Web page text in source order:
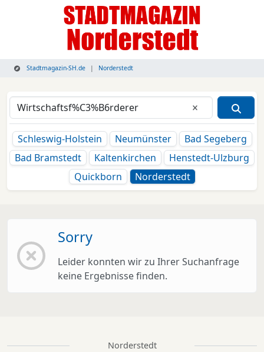
Stadtmagazin-SH.de Norderstedt
Eingabe
Schleswig-Holstein
Neumünster
Bad Segeberg
Bad Bramstedt
Kaltenkirchen
Henstedt-Ulzburg
Quickborn
Norderstedt
Sorry
Leider konnten wir zu Ihrer Suchanfrage
keine Ergebnisse finden.
Norderstedt